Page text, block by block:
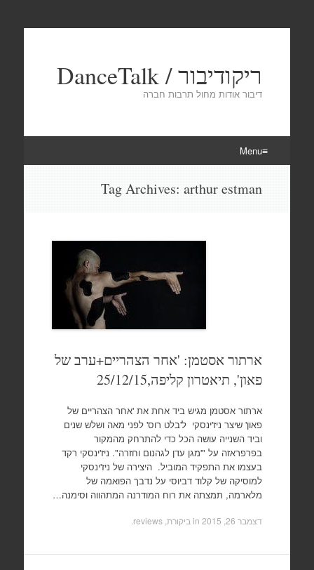
ריקודיבור / DanceTalk
דיבור אודות מחול תרבות חברה
Menu
Tag Archives:arthur estman
ארתור אסטמן: 'אחר הצהריים+ערב של
פאון', תיאטרון קליפה,25/12/15
ארתור אסטמן מגיש ביד אחת את 'אחר הצהריים של
פאון' שיצר ניז'ינסקי ל'בלט רוס' לפני מאה ושלש שנים
וביד השנייה עושה הכל כדי להתרחק מהמקור
בפרפראזה על "'מגן עדן לגהנום וחזרה". ניז'ינסקי רקד
בעצמו את התפקיד המוביל. היצירה של ניז'ינסקי
למוסיקה של קלוד דביוסי על נדבך הפואמה של
מלארמה, תמצתה את רוח המודרנה המתהווה וסימנה…
דצמבר 26, 2015 in ביקורת, reviews